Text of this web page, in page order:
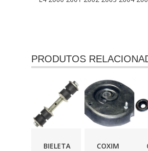
PRODUTOS
BIELETA
COXIM